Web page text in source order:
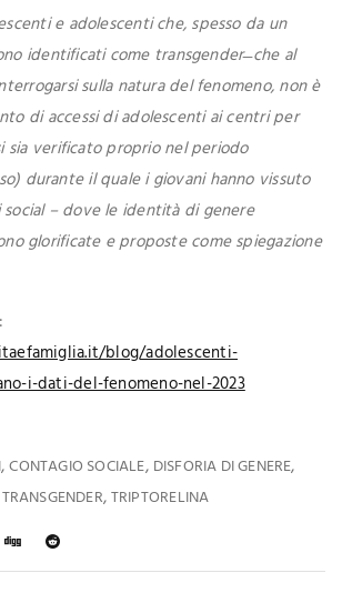
e adolescenti che, spesso da un
identificati come transgender ̶ che al
sulla natura del fenomeno, non è
di accessi di adolescenti ai centri per
sia verificato proprio nel periodo
durante il quale i giovani hanno vissuto
social – dove le identità di genere
glorificate e proposte come spiegazione
blog/adolescenti-
i-dati-del-fenomeno-nel-2023
,CONTAGIO SOCIALE, DISFORIA DI GENERE,
TRANSGENDER,TRIPTORELINA